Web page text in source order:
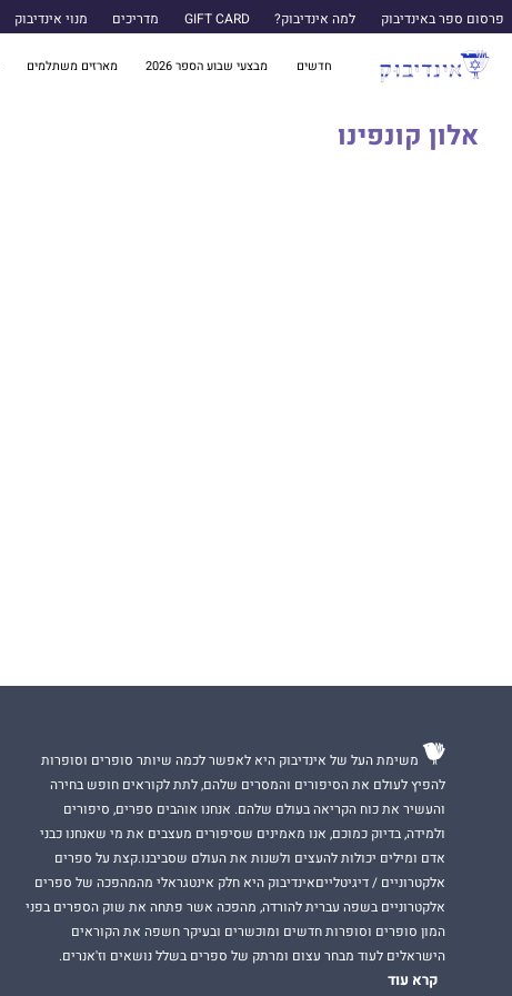
פרסום ספר באינדיבוק למה אינדיבוק? GIFT CARD מדריכים מנוי אינדיבוק
חדשים מבצעי שבוע הספר 2026 מארזים משתלמים
אלון קונפינו
משימת העל של אינדיבוק היא לאפשר לכמה שיותר סופרים וסופרות
להפיץ לעולם את הסיפורים והמסרים שלהם, לתת לקוראים חופש בחירה
והעשיר את כוח הקריאה בעולם שלהם. אנחנו אוהבים ספרים, סיפורים
ולמידה, בדיוק כמוכם, אנו מאמינים שסיפורים מעצבים את מי שאנחנו כבני
אדם ומילים יכולות להעצים ולשנות את העולם שסביבנו.קצת על ספרים
אלקטרוניים / דיגיטלייםאינדיבוק היא חלק אינטגראלי מהמהפכה של ספרים
אלקטרוניים בשפה עברית להורדה, מהפכה אשר פתחה את שוק הספרים בפני
המון סופרים וסופרות חדשים ומוכשרים ובעיקר חשפה את הקוראים
הישראלים לעוד מבחר עצום ומרתק של ספרים בשלל נושאים וז'אנרים.
קרא עוד